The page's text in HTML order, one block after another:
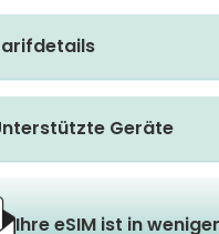
Geräte
Ihre eSIM ist in